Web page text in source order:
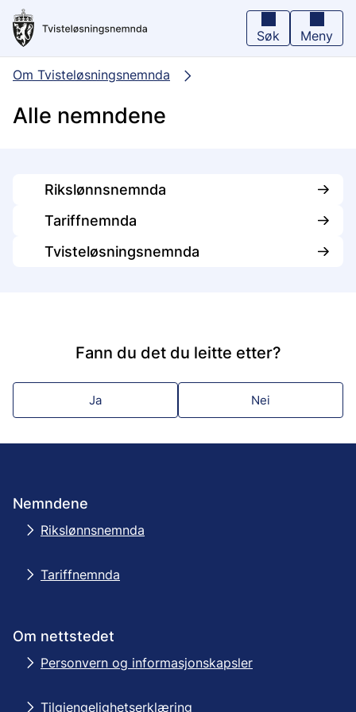
Hopp
hovedinnhold
Søk Meny
Om Tvisteløsningsnemnda
Alle nemndene
Rikslønnsnemnda
Tariffnemnda
Tvisteløsningsnemnda
Fann du det du leitte etter?
Ja Nei
Nemndene
Rikslønnsnemnda
Tariffnemnda
Om nettstedet
Personvern og informasjonskapsler
Tilgjengelighetserklæring